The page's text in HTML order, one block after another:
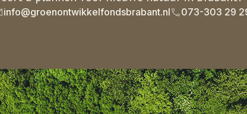
info@groenontwikkelfondsbrabant.nl 073-303 29